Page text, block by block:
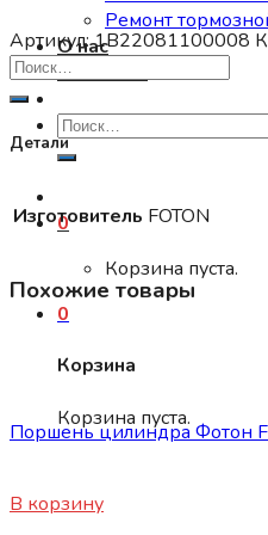
Ремонт
О нас
Контакты
Искать:
0
Корзина пуста.
0
Корзина
Корзина пуста.
Артикул:1B22081100008
Детали
Изготовитель FOTON
Похожие товары
Поршень цилиндра Фотон
В корзину